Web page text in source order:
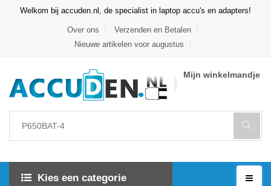
Welkom bij accuden.nl, de specialist in laptop accu's en adapters!
Over ons
Verzenden en Betalen
Nieuwe artikelen voor augustus
Mijn winkelmandje
Kies een categorie